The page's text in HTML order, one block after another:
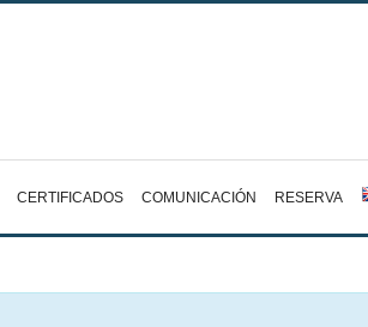
CERTIFICADOS COMUNICACIÓN RESERVA